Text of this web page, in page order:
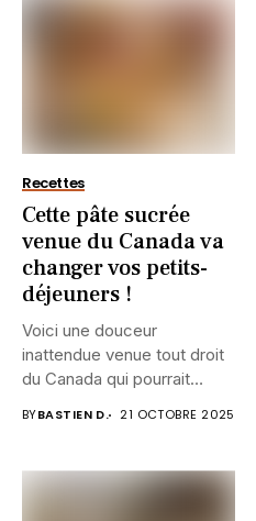
Recettes
Cette pâte sucrée
venue du Canada va
changer vos petits-
déjeuners !
Voici une douceur
inattendue venue tout droit
du Canada qui pourrait
BYBASTIEN D. 21 OCTOBRE 2025